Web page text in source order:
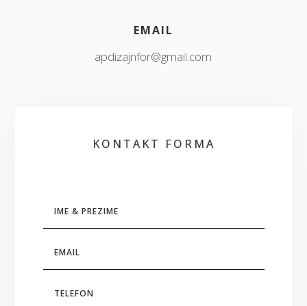
EMAIL
apdizajnfor@gmail.com
KONTAKT FORMA